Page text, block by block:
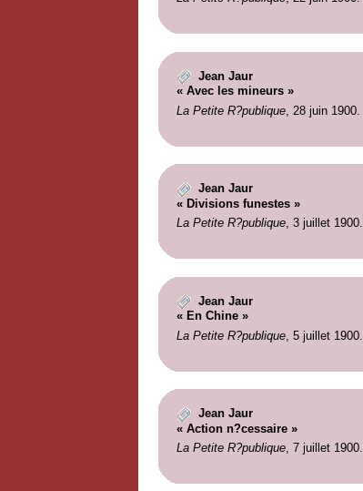
Jean Jaur
« Avec les mineurs »
La Petite R?publique, 28 juin 1900.
Jean Jaur
« Divisions funestes »
La Petite R?publique, 3 juillet 1900.
Jean Jaur
« En Chine »
La Petite R?publique, 5 juillet 1900.
Jean Jaur
« Action n?cessaire »
La Petite R?publique, 7 juillet 1900.